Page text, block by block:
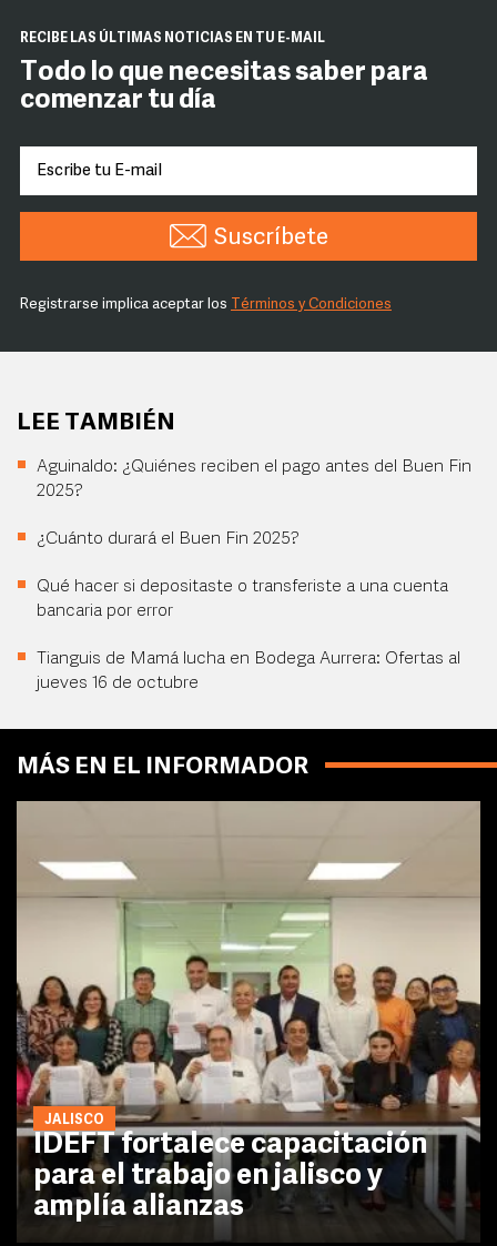
RECIBE LAS ÚLTIMAS NOTICIAS EN TU E-MAIL
Todo lo que necesitas saber para
comenzar tu día
Suscríbete
Registrarse implica aceptar los Términos y Condiciones
LEE TAMBIÉN
Aguinaldo: ¿Quiénes reciben el pago antes del Buen Fin
2025?
¿Cuánto durará el Buen Fin 2025?
Qué hacer si depositaste o transferiste a una cuenta
bancaria por error
Tianguis de Mamá lucha en Bodega Aurrera: Ofertas al
jueves 16 de octubre
MÁS EN EL INFORMADOR
JALISCO
IDEFT fortalece capacitación
para el trabajo en jalisco y
amplía alianzas